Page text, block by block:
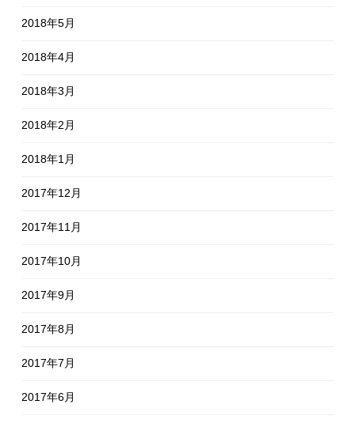
2018年5月
2018年4月
2018年3月
2018年2月
2018年1月
2017年12月
2017年11月
2017年10月
2017年9月
2017年8月
2017年7月
2017年6月